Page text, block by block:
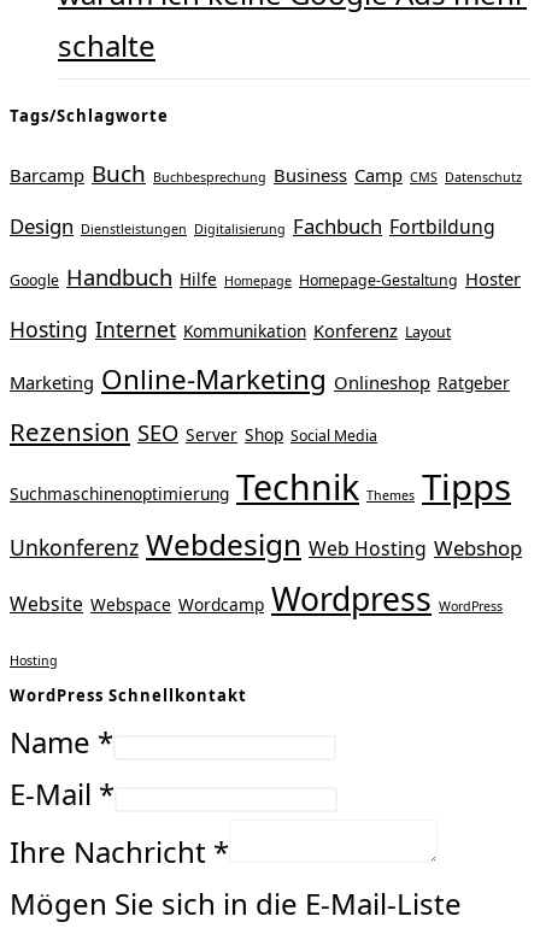
schalte
Tags/Schlagworte
Barcamp Buch Buchbesprechung Business Camp CMS Datenschutz
Design Dienstleistungen Digitalisierung Fachbuch Fortbildung
Google Handbuch Hilfe Homepage Homepage-Gestaltung Hoster
Hosting Internet Kommunikation Konferenz Layout
Marketing Online-Marketing Onlineshop Ratgeber
Rezension SEO Server Shop Social Media
Suchmaschinenoptimierung Technik Themes Tipps
Unkonferenz Webdesign Web Hosting Webshop
Website Webspace Wordcamp Wordpress WordPress
Hosting
WordPress Schnellkontakt
Name *
E-Mail *
Ihre Nachricht *
Mögen Sie sich in die E-Mail-Liste